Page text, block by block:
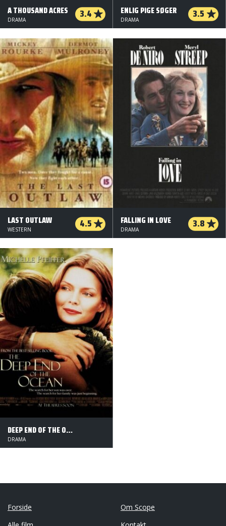
A THOUSAND ACRES 3.4
DRAMA
ENLIG PIGE SØGER 3.5
DRAMA
LAST OUTLAW 4.5
WESTERN
FALLING IN LOVE 3.8
DRAMA
DEEP END OF THE OCEAN
DRAMA
Forside
Om Scope